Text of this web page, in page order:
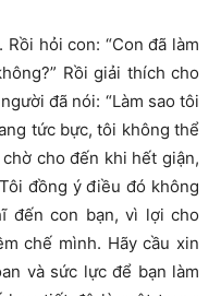
hỏi con: “Con đã làm
Rồi giải thích cho
đã nói: “Làm sao tôi
tức bực, tôi không thể
cho đến khi hết giận,
đồng ý điều đó không
đến con bạn, vì lợi cho
chế mình. Hãy cầu xin
và sức lực để bạn làm